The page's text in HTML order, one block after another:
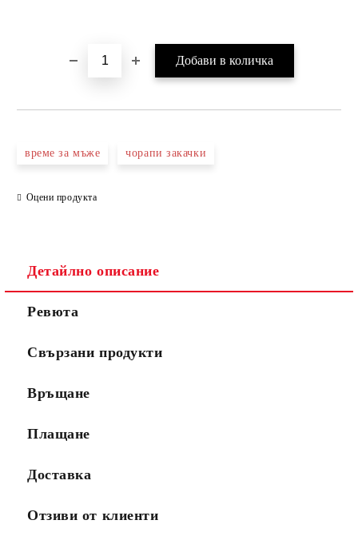
време за мъже чорапи закачки
Оцени продукта
Детайлно описание
Ревюта
Свързани продукти
Връщане
Плащане
Доставка
Отзиви от клиенти